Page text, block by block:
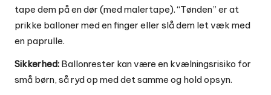
tape dem på en dør (med malertape). “Tønden” er at
prikke balloner med en finger eller slå dem let væk med
en paprulle.
Sikkerhed: Ballonrester kan være en kvælningsrisiko for
små børn, så ryd op med det samme og hold opsyn.